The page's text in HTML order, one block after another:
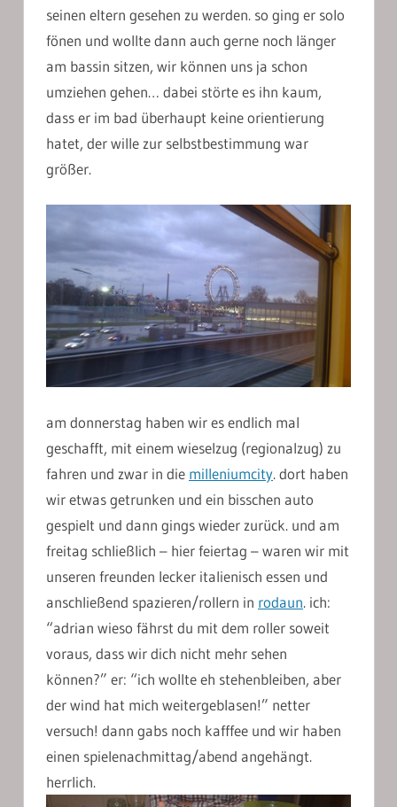
seinen eltern gesehen zu werden. so ging er solo
fönen und wollte dann auch gerne noch länger
am bassin sitzen, wir können uns ja schon
umziehen gehen… dabei störte es ihn kaum,
dass er im bad überhaupt keine orientierung
hatet, der wille zur selbstbestimmung war
größer.
am donnerstag haben wir es endlich mal
geschafft, mit einem wieselzug (regionalzug) zu
fahren und zwar in die milleniumcity. dort haben
wir etwas getrunken und ein bisschen auto
gespielt und dann gings wieder zurück. und am
freitag schließlich – hier feiertag – waren wir mit
unseren freunden lecker italienisch essen und
anschließend spazieren/rollern in rodaun. ich:
“adrian wieso fährst du mit dem roller soweit
voraus, dass wir dich nicht mehr sehen
können?” er: “ich wollte eh stehenbleiben, aber
der wind hat mich weitergeblasen!” netter
versuch! dann gabs noch kafffee und wir haben
einen spielenachmittag/abend angehängt.
herrlich.